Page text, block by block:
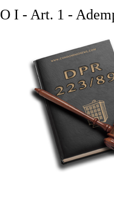
I - Art. 1 -